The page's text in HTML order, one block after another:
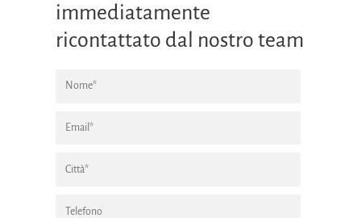
immediatamente
ricontattato dal nostro team